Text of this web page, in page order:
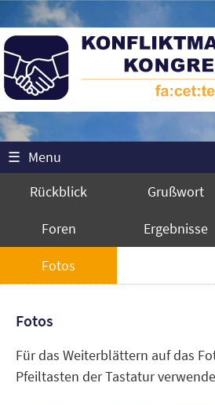
☰ Menu
Rückblick
Grußwort
Foren Ergebnisse
Fotos
Fotos
Für das Weiterblättern auf das
Pfeiltasten der Tastatur